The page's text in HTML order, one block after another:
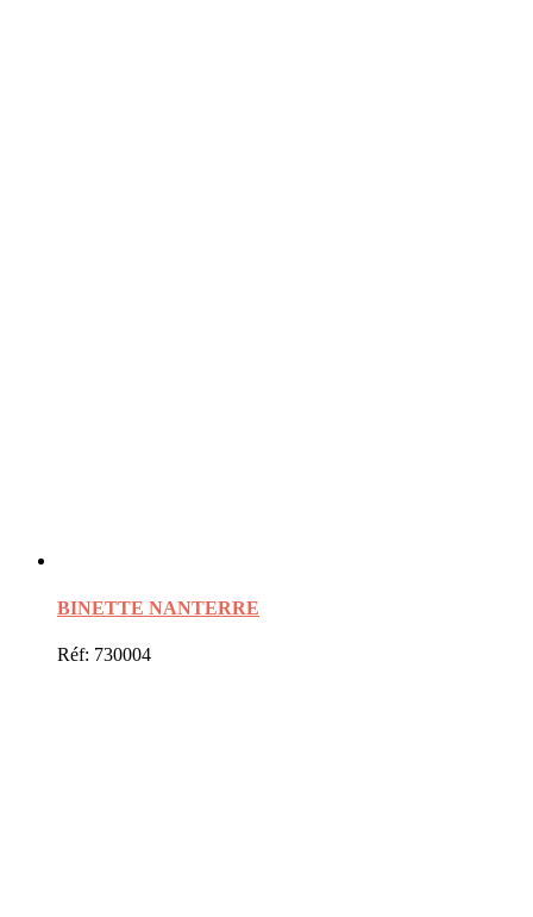
BINETTE NANTERRE
Réf: 730004